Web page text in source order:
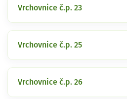
Vrchovnice č.p. 23
Vrchovnice č.p. 25
Vrchovnice č.p. 26